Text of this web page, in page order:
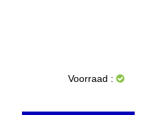
Voorraad :